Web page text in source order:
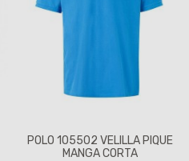
POLO 105502 VELILLA PIQUE
MANGA CORTA